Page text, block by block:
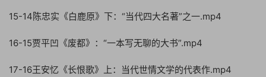
15-14陈忠实《白鹿原》下：“当代四大名著”之一.mp4
16-15贾平凹《废都》：“一本写无聊的大书”.mp4
17-16王安忆《长恨歌》上：当代世情文学的代表作.mp4